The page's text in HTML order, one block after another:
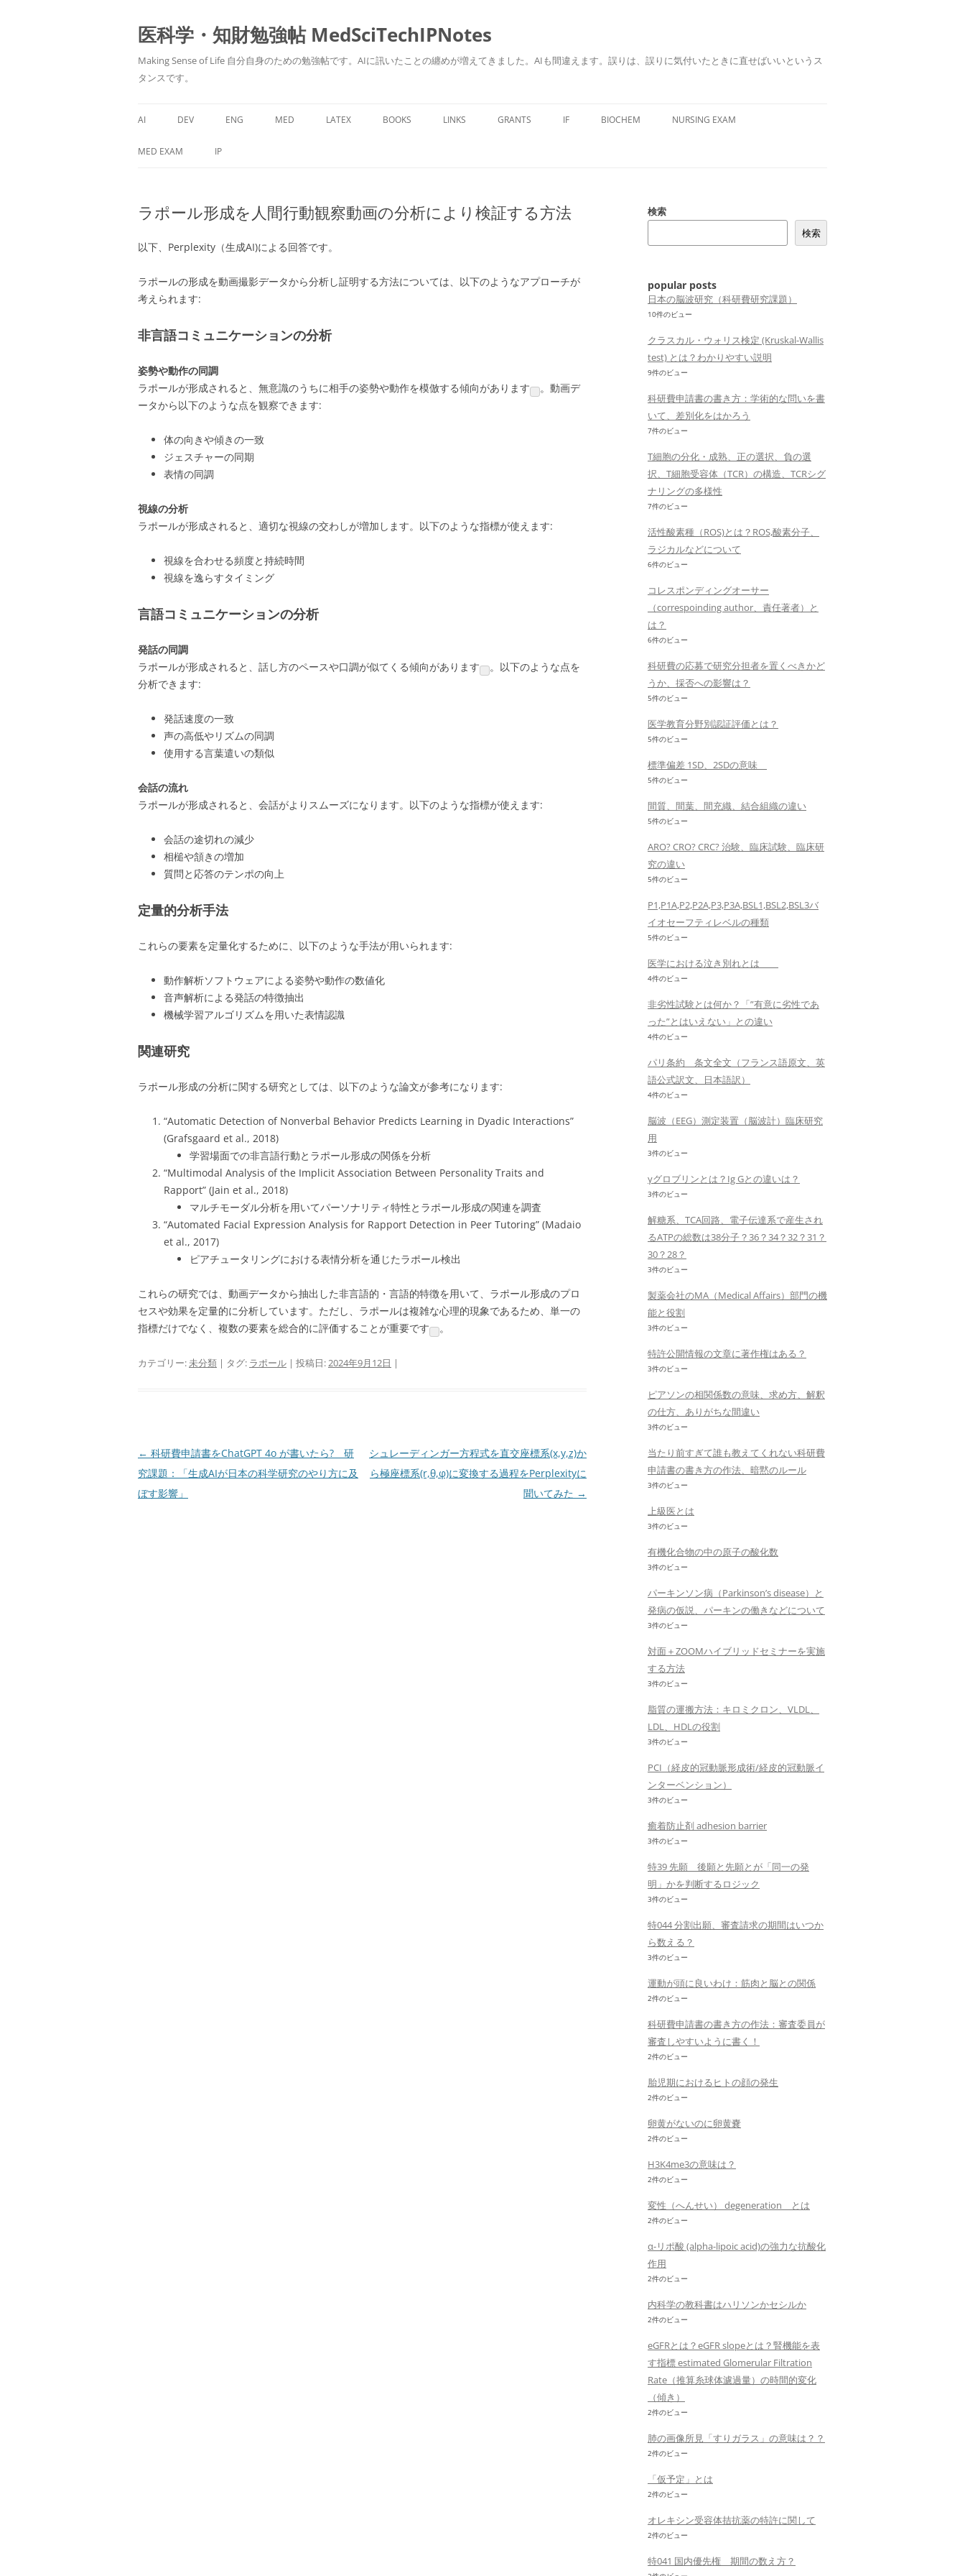
医科学・知財勉強帖 MedSciTechIPNotes
Making Sense of Life 自分自身のための勉強帖です。AIに訊いたことの纏めが増えてきました。AIも間違えます。誤りは、誤りに気付いたときに直せばいいというス
タンスです。
AI DEV ENG MED LATEX BOOKS LINKS GRANTS IF BIOCHEM NURSING EXAM
MED EXAM IP
ラポール形成を人間行動観察動画の分析により検証する方法
以下、Perplexity（生成AI)による回答です。
ラポールの形成を動画撮影データから分析し証明する方法については、以下のようなアプローチが
考えられます:
非言語コミュニケーションの分析
姿勢や動作の同調
ラポールが形成されると、無意識のうちに相手の姿勢や動作を模倣する傾向があります
。動画デ
ータから以下のような点を観察できます:
体の向きや傾きの一致
ジェスチャーの同期
表情の同調
視線の分析
ラポールが形成されると、適切な視線の交わしが増加します。以下のような指標が使えます:
視線を合わせる頻度と持続時間
視線を逸らすタイミング
言語コミュニケーションの分析
発話の同調
ラポールが形成されると、話し方のペースや口調が似てくる傾向があります
。以下のような点を
分析できます:
発話速度の一致
声の高低やリズムの同調
使用する言葉遣いの類似
会話の流れ
ラポールが形成されると、会話がよりスムーズになります。以下のような指標が使えます:
会話の途切れの減少
相槌や頷きの増加
質問と応答のテンポの向上
定量的分析手法
これらの要素を定量化するために、以下のような手法が用いられます:
動作解析ソフトウェアによる姿勢や動作の数値化
音声解析による発話の特徴抽出
機械学習アルゴリズムを用いた表情認識
関連研究
ラポール形成の分析に関する研究としては、以下のような論文が参考になります:
“Automatic Detection of Nonverbal Behavior Predicts Learning in Dyadic Interactions”
(Grafsgaard et al., 2018)
学習場面での非言語行動とラポール形成の関係を分析
“Multimodal Analysis of the Implicit Association Between Personality Traits and
Rapport” (Jain et al., 2018)
マルチモーダル分析を用いてパーソナリティ特性とラポール形成の関連を調査
“Automated Facial Expression Analysis for Rapport Detection in Peer Tutoring” (Madaio
et al., 2017)
ピアチュータリングにおける表情分析を通じたラポール検出
これらの研究では、動画データから抽出した非言語的・言語的特徴を用いて、ラポール形成のプロ
セスや効果を定量的に分析しています。ただし、ラポールは複雑な心理的現象であるため、単一の
指標だけでなく、複数の要素を総合的に評価することが重要です
。
カテゴリー:未分類 | タグ: ラポール | 投稿日:2024年9月12日 |
投
稿
ナ
← 科研費申請書をChatGPT 4o が書いたら? 研
究課題：「生成AIが日本の科学研究のやり方に及
ぼす影響」
シュレーディンガー方程式を直交座標系(x,y,z)か
ら極座標系(r,θ,φ)に変換する過程をPerplexityに
聞いてみた →
検索
検索
popular posts
日本の脳波研究（科研費研究課題）
10件のビュー
クラスカル・ウォリス検定 (Kruskal-Wallis
test) とは？わかりやすい説明
9件のビュー
科研費申請書の書き方：学術的な問いを書
いて、差別化をはかろう
7件のビュー
T細胞の分化・成熟、正の選択、負の選
択、T細胞受容体（TCR）の構造、TCRシグ
ナリングの多様性
7件のビュー
活性酸素種（ROS)とは？ROS,酸素分子、
ラジカルなどについて
6件のビュー
コレスポンディングオーサー
（correspoinding author、責任著者）と
は？
6件のビュー
科研費の応募で研究分担者を置くべきかど
うか、採否への影響は？
5件のビュー
医学教育分野別認証評価とは？
5件のビュー
標準偏差 1SD、2SDの意味
5件のビュー
間質、間葉、間充織、結合組織の違い
5件のビュー
ARO? CRO? CRC? 治験、臨床試験、臨床研
究の違い
5件のビュー
P1,P1A,P2,P2A,P3,P3A,BSL1,BSL2,BSL3バ
イオセーフティレベルの種類
5件のビュー
医学における泣き別れとは
4件のビュー
非劣性試験とは何か？「”有意に劣性であ
った”とはいえない」との違い
4件のビュー
パリ条約 条文全文（フランス語原文、英
語公式訳文、日本語訳）
4件のビュー
脳波（EEG）測定装置（脳波計）臨床研究
用
3件のビュー
γグロブリンとは？Ig Gとの違いは？
3件のビュー
解糖系、TCA回路、電子伝達系で産生され
るATPの総数は38分子？36？34？32？31？
30？28？
3件のビュー
製薬会社のMA（Medical Affairs）部門の機
能と役割
3件のビュー
特許公開情報の文章に著作権はある？
3件のビュー
ピアソンの相関係数の意味、求め方、解釈
の仕方、ありがちな間違い
3件のビュー
当たり前すぎて誰も教えてくれない科研費
申請書の書き方の作法、暗黙のルール
3件のビュー
上級医とは
3件のビュー
有機化合物の中の原子の酸化数
3件のビュー
パーキンソン病（Parkinson’s disease）と
発病の仮説、パーキンの働きなどについて
3件のビュー
対面＋ZOOMハイブリッドセミナーを実施
する方法
3件のビュー
脂質の運搬方法：キロミクロン、VLDL、
LDL、HDLの役割
3件のビュー
PCI（経皮的冠動脈形成術/経皮的冠動脈イ
ンターベンション）
3件のビュー
癒着防止剤 adhesion barrier
3件のビュー
特39 先願 後願と先願とが「同一の発
明」かを判断するロジック
3件のビュー
特044 分割出願、審査請求の期間はいつか
ら数える？
3件のビュー
運動が頭に良いわけ：筋肉と脳との関係
2件のビュー
科研費申請書の書き方の作法：審査委員が
審査しやすいように書く！
2件のビュー
胎児期におけるヒトの顔の発生
2件のビュー
卵黄がないのに卵黄嚢
2件のビュー
H3K4me3の意味は？
2件のビュー
変性（へんせい） degeneration とは
2件のビュー
α-リポ酸 (alpha-lipoic acid)の強力な抗酸化
作用
2件のビュー
内科学の教科書はハリソンかセシルか
2件のビュー
eGFRとは？eGFR slopeとは？腎機能を表
す指標 estimated Glomerular Filtration
Rate（推算糸球体濾過量）の時間的変化
（傾き）
2件のビュー
肺の画像所見「すりガラス」の意味は？？
2件のビュー
「仮予定」とは
2件のビュー
オレキシン受容体拮抗薬の特許に関して
2件のビュー
特041 国内優先権 期間の数え方？